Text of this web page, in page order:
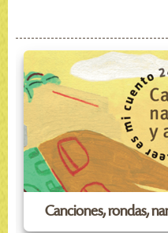
Canciones, rondas,